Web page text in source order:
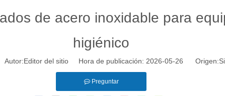
de acero inoxidable para
higiénico
del sitio Hora de publicación: 2026-05-26 Origen:
Preguntar